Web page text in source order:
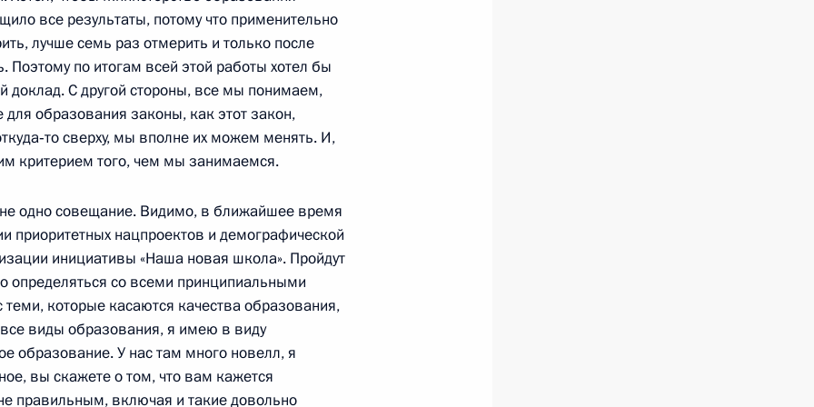
и массовых коммуникаций
Ильхамом Алиевым 3
все результаты, потому что применительно
лучше семь раз отмерить и только после
Поэтому по итогам всей этой работы хотел бы
доклад. С другой стороны, все мы понимаем,
образования законы, как этот закон,
сверху, мы вполне их можем менять. И,
критерием того, чем мы занимаемся.
одно совещание. Видимо, в ближайшее время
приоритетных нацпроектов и демографической
инициативы «Наша новая школа». Пройдут
определяться со всеми принципиальными
которые касаются качества образования,
виды образования, я имею в виду
образование. У нас там много новелл, я
вы скажете о том, что вам кажется
правильным, включая и такие довольно